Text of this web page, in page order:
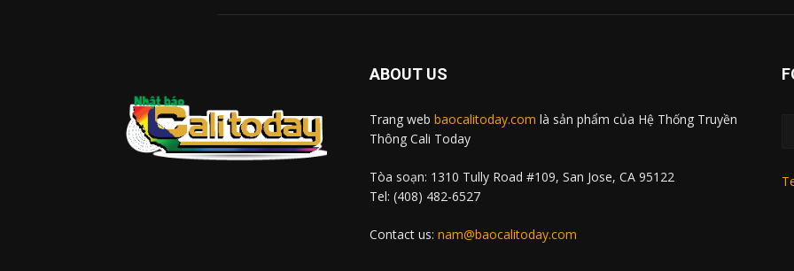
ABOUT US
Trang web baocalitoday.com là sản phẩm của Hệ Thống Truyền
Thông Cali Today
Tòa soạn: 1310 Tully Road #109, San Jose, CA 95122
Tel: (408) 482-6527
Contact us: nam@baocalitoday.com